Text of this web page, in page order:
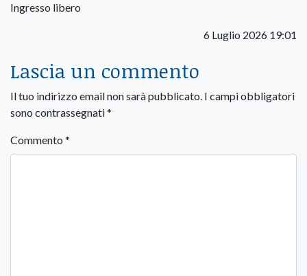
Ingresso libero
6 Luglio 2026 19:01
Lascia un commento
Il tuo indirizzo email non sarà pubblicato. I campi obbligatori
sono contrassegnati*
Commento *